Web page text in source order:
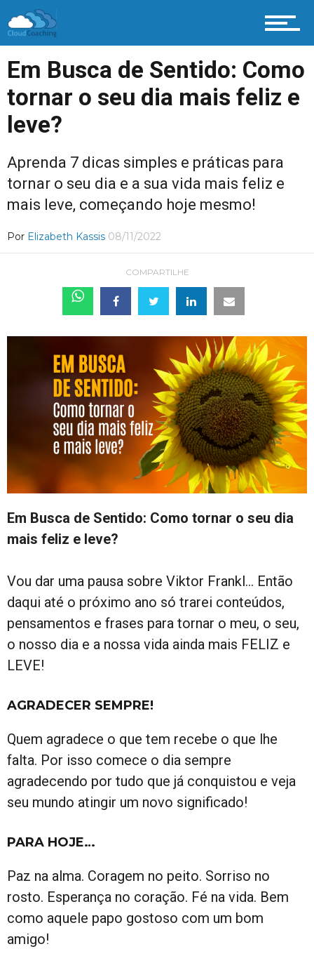
Em Busca de Sentido: Como
tornar o seu dia mais feliz e
leve?
Aprenda 7 dicas simples e práticas para
tornar o seu dia e a sua vida mais feliz e
mais leve, começando hoje mesmo!
Por Elizabeth Kassis 08/11/2022
COMPARTILHE
Em Busca de Sentido: Como tornar o seu dia
mais feliz e leve?
Vou dar uma pausa sobre Viktor Frankl… Então
daqui até o próximo ano só trarei conteúdos,
pensamentos e frases para tornar o meu, o seu,
o nosso dia e a nossa vida ainda mais FELIZ e
LEVE!
AGRADECER SEMPRE!
Quem agradece o que tem recebe o que lhe
falta. Por isso comece o dia sempre
agradecendo por tudo que já conquistou e veja
seu mundo atingir um novo significado!
PARA HOJE…
Paz na alma. Coragem no peito. Sorriso no
rosto. Esperança no coração. Fé na vida. Bem
como aquele papo gostoso com um bom
amigo!